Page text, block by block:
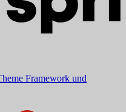
Framework und